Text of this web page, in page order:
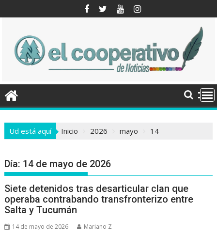
al
Ud está aquí Inicio 2026 mayo 14
Día: 14 de mayo de 2026
Siete detenidos tras desarticular clan que
operaba contrabando transfronterizo entre
Salta y Tucumán
14 de mayo de 2026 Mariano Z